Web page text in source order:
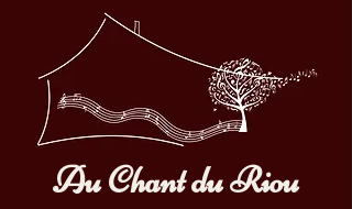
Au Chant du Riou